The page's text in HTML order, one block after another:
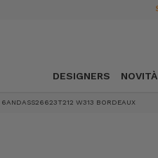
DESIGNERS NOVITÀ
W313 BORDEAUX